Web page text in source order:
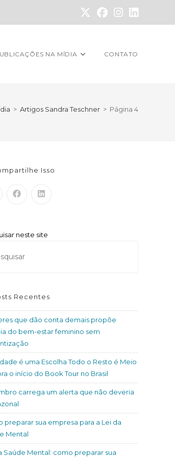
NA MÍDIA CONTATO
> Artigos Sandra Teschner > Página 4
Isso
neste site
Recentes
que dão conta demais propõe
do bem-estar feminino sem
é uma Escolha Todo o Resto é Meio
o início do Book Tour no Brasil
carrega um alerta que não deveria
preparar sua empresa para a Lei da
Mental
Saúde Mental: como preparar sua